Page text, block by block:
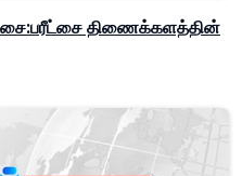
திணைக்களத்தின்